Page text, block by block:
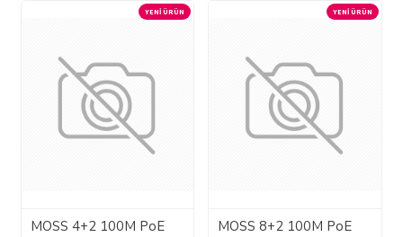
YENI ÜRÜN
MOSS 4+2 100M PoE
YENI ÜRÜN
MOSS 8+2 100M PoE